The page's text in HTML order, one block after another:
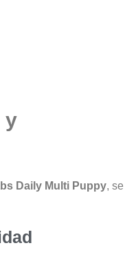
y
Daily Multi Puppy, se